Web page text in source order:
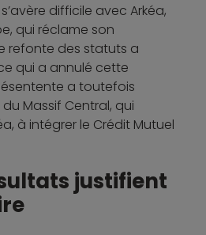
difficile avec Arkéa,
qui réclame son
refonte des statuts a
qui a annulé cette
a toutefois
Massif Central, qui
à intégrer le Crédit Mutuel
justifient